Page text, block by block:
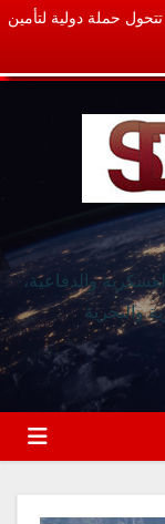
حملة دولية لتأمين
والدفاعية،
والبحرية